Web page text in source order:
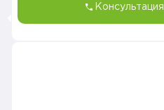
Консультация